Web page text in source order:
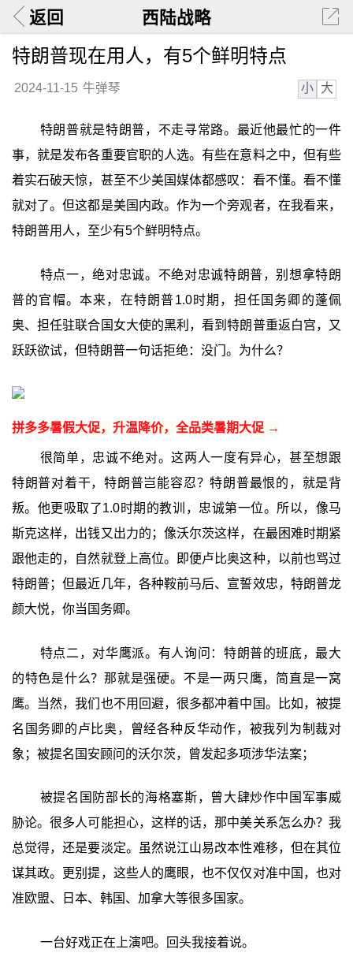
返回 西陆战略
特朗普现在用人，有5个鲜明特点
2024-11-15 牛弹琴 小 大
特朗普就是特朗普，不走寻常路。最近他最忙的一件
事，就是发布各重要官职的人选。有些在意料之中，但有些
着实石破天惊，甚至不少美国媒体都感叹：看不懂。看不懂
就对了。但这都是美国内政。作为一个旁观者，在我看来，
特朗普用人，至少有5个鲜明特点。
特点一，绝对忠诚。不绝对忠诚特朗普，别想拿特朗
普的官帽。本来，在特朗普1.0时期，担任国务卿的蓬佩
奥、担任驻联合国女大使的黑利，看到特朗普重返白宫，又
跃跃欲试，但特朗普一句话拒绝：没门。为什么？
拼多多暑假大促，升温降价，全品类暑期大促 →
很简单，忠诚不绝对。这两人一度有异心，甚至想跟
特朗普对着干，特朗普岂能容忍？特朗普最恨的，就是背
叛。他更吸取了1.0时期的教训，忠诚第一位。所以，像马
斯克这样，出钱又出力的；像沃尔茨这样，在最困难时期紧
跟他走的，自然就登上高位。即便卢比奥这种，以前也骂过
特朗普；但最近几年，各种鞍前马后、宣誓效忠，特朗普龙
颜大悦，你当国务卿。
特点二，对华鹰派。有人询问：特朗普的班底，最大
的特色是什么？那就是强硬。不是一两只鹰，简直是一窝
鹰。当然，我们也不用回避，很多都冲着中国。比如，被提
名国务卿的卢比奥，曾经各种反华动作，被我列为制裁对
象；被提名国安顾问的沃尔茨，曾发起多项涉华法案；
被提名国防部长的海格塞斯，曾大肆炒作中国军事威
胁论。很多人可能担心，这样的话，那中美关系怎么办？我
总觉得，还是要淡定。虽然说江山易改本性难移，但在其位
谋其政。更别提，这些人的鹰眼，也不仅仅对准中国，也对
准欧盟、日本、韩国、加拿大等很多国家。
一台好戏正在上演吧。回头我接着说。